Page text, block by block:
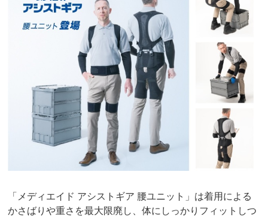
「メディエイド アシストギア 腰ユニット」は着用による
かさばりや重さを最大限廃し、体にしっかりフィットしつ